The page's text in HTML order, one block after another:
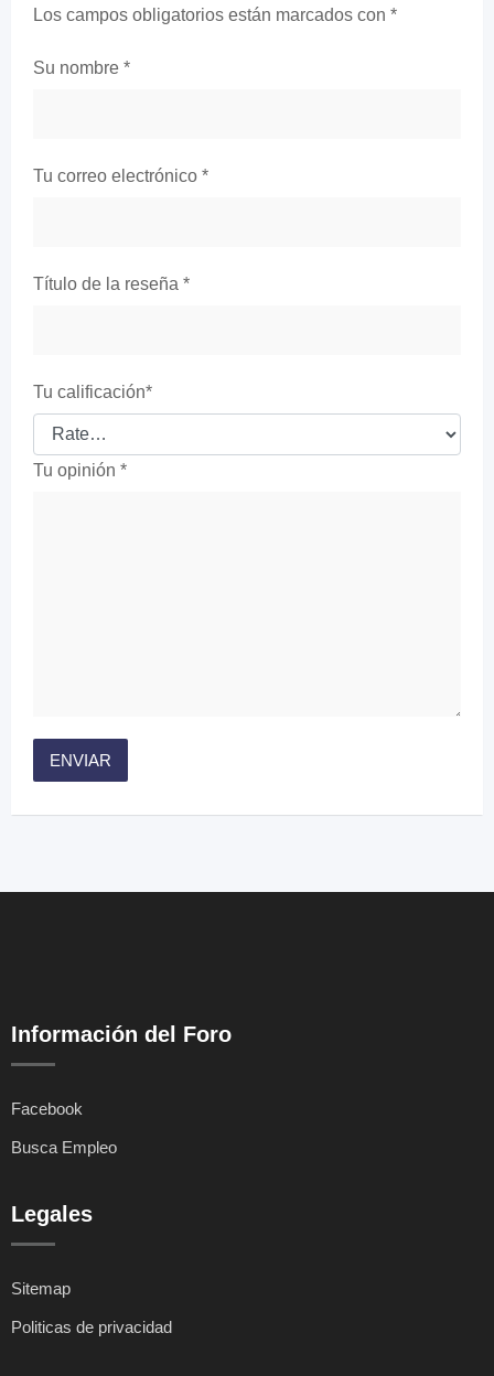
Los campos obligatorios están marcados con *
Su nombre *
Tu correo electrónico *
Título de la reseña *
Tu calificación*
Tu opinión *
Información del Foro
Facebook
Busca Empleo
Legales
Sitemap
Politicas de privacidad